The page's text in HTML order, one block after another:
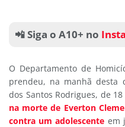
📲 Siga o A10+ no
O Departamento de
prendeu, na manhã desta
dos Santos Rodrigues, de 18
na morte de Everton
contra um adolescente em